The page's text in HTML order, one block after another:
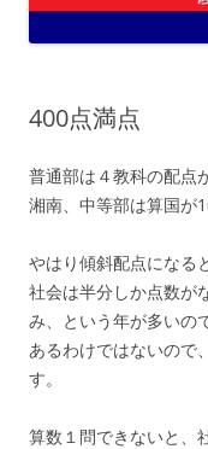
400点満点
普通部は４教科の配点
湘南、中等部は算国が
やはり傾斜配点になる
社会は半分しか点数が
み、という年が多いの
あるわけではないので
す。
算数１問できないと、